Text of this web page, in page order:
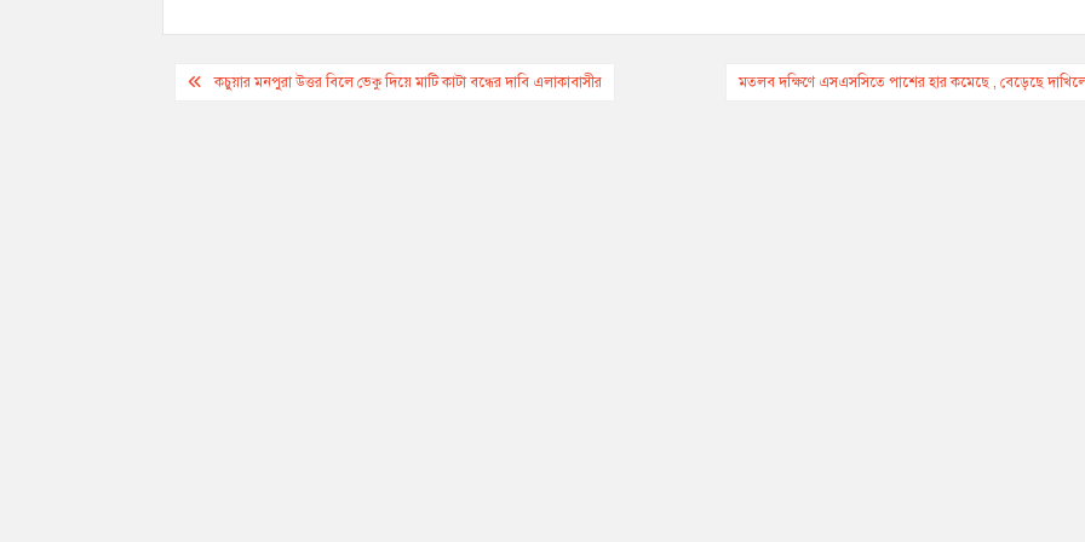
Postকচুয়ার মনপুরা উত্তর বিলে ভেকু দিয়ে মাটি কাটা বন্ধের দাবি এলাকাবাসীর মতলব দক্ষিণে এসএসসিতে পাশের হার কমেছে , বেড়েছে